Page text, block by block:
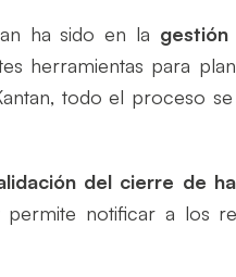
ha sido en la
herramientas para
todo el proceso se
del cierre de
notificar a los